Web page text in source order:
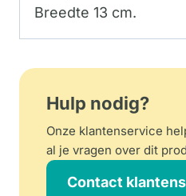
Breedte 13 cm.
Hulp nodig?
Onze klantenservice
al je vragen over dit
Contact